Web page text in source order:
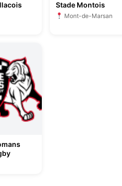
Stade Montois
Mont-de-Marsan